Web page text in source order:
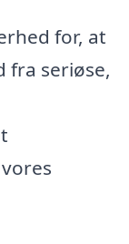
for, at
fra seriøse,